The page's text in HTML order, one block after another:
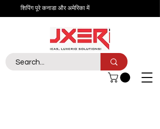
शिपिंग पूरे कनाडा और अमेरिका में